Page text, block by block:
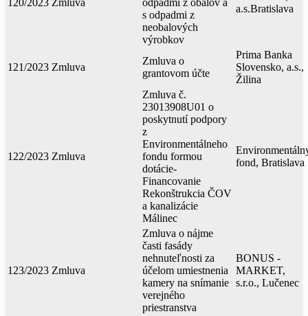
120/2023 Zmluva
odpadmi z obalov a
s odpadmi z
neobalových
výrobkov
a.s.Bratislava
121/2023 Zmluva
Zmluva o
grantovom účte
Prima Banka
Slovensko, a.s.,
Žilina
122/2023 Zmluva
Zmluva č.
23013908U01 o
poskytnutí podpory
z
Environmentálneho
fondu formou
dotácie-
Financovanie
Rekonštrukcia ČOV
a kanalizácie
Málinec
fond, Bratislava
123/2023 Zmluva
Zmluva o nájme
časti fasády
nehnuteľnosti za
účelom umiestnenia
kamery na snímanie
verejného
priestranstva
BONUS -
MARKET,
s.r.o., Lučenec